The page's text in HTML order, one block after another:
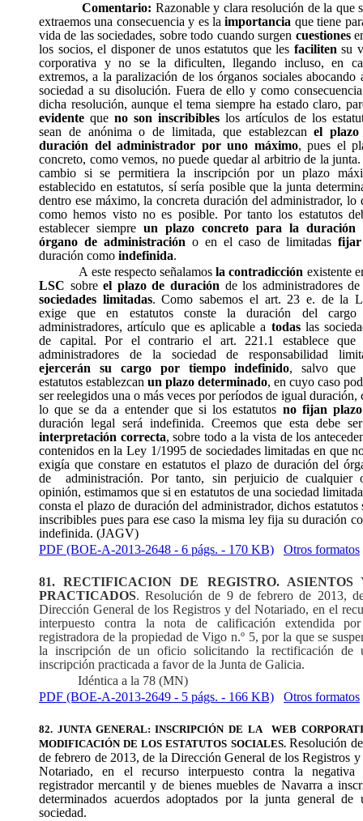
Comentario: Razonable y clara resolución de la que
extraemos una consecuencia y es laimportancia que tiene
vida de las sociedades, sobre todo cuando surgen cuestiones
los socios, el disponer de unos estatutos que les facilitensu
corporativa y no se la dificulten, llegando incluso, en
extremos, a la paralización de los órganos sociales abocando
sociedad a su disolución. Fuera de ello y como
dicha resolución, aunque el tema siempre ha estado claro,
evidente que no son inscribibles los artículos de los
sean de anónima o de limitada, que establezcanel plazo
duración del administrador por uno máximo, pues el
concreto, como vemos, no puede quedar al arbitrio de la
cambio si se permitiera la inscripción por un plazo
establecido en estatutos, sí sería posible que la junta
dentro ese máximo, la concreta duración del administrador, lo
como hemos visto no es posible. Por tanto los estatutos
establecer siempre un plazo concreto para la duración
órgano de administracióno en el caso de limitadasfijar
duración como indefinida.
A este respecto señalamosla contradicción existente
LSC sobreel plazo de duración de los administradores
sociedades limitadas. Como sabemos el art. 23 e. de la
exige que en estatutos conste la duración del cargo
administradores, artículo que es aplicable a todaslas
de capital. Por el contrario el art. 221.1 establece que
administradores de la sociedad de responsabilidad
ejercerán su cargo por tiempo indefinido, salvo que
estatutos establezcan un plazo determinado, en cuyo caso
ser reelegidos una o más veces por períodos de igual duración,
lo que se da a entender que si los estatutos no fijan plazo
duración legal será indefinida. Creemos que esta debe
interpretación correcta, sobre todo a la vista de los
contenidos en la Ley 1/1995 de sociedades limitadas en que
exigía que constare en estatutos el plazo de duración del
de
administración. Por tanto, sin perjuicio de cualquier
opinión, estimamos que si en estatutos de una sociedad
consta el plazo de duración del administrador, dichos estatutos
inscribibles pues para ese caso la misma ley fija su duración
indefinida. (JAGV)
PDF (BOE-A-2013-2648 - 6 págs. - 170 KB)
Otros formatos
81. RECTIFICACION DE REGISTRO. ASIENTOS
PRACTICADOS. Resolución de 9 de febrero de 2013,
Dirección General de los Registros y del Notariado, en el
interpuesto contra la nota de calificación extendida
registradora de la propiedad de Vigo n.º 5, por la que se
la inscripción de un oficio solicitando la rectificación de
inscripción practicada a favor de la Junta de Galicia.
Idéntica a la 78 (MN)
PDF (BOE-A-2013-2649 - 5 págs. - 166 KB)
Otros formatos
82. JUNTA GENERAL: INSCRIPCIÓN DE LA
WEB
MODIFICACIÓN DE LOS ESTATUTOS SOCIALES. Resolución
de febrero de 2013, de la Dirección General de los Registros y
Notariado, en el recurso interpuesto contra la negativa
registrador mercantil y de bienes muebles de Navarra a
determinados acuerdos adoptados por la junta general de
sociedad.